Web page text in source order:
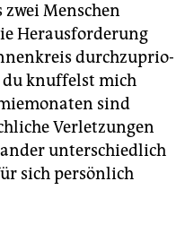
Menschen
Her­aus­forderung
durchzuprio­
knuffelst mich
sind
Verletzungen
unterschiedlich
sich persönlich